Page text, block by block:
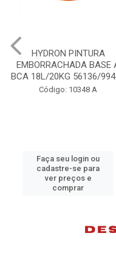
HYDRON PINTURA
BASE A
18L/20KG 56136/99412
Código: 10348 A
Faça seu login ou
cadastre-se para
ver preços e
comprar